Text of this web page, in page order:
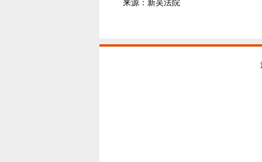
来源：新吴法院